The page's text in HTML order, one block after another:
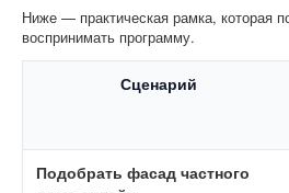
Ниже — практическая рамка, которая
воспринимать программу.
Сценарий
Подобрать фасад частного